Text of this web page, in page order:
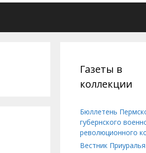
Газеты в
коллекции
Бюллетень
губернского
революционного
Вестник Приуралья